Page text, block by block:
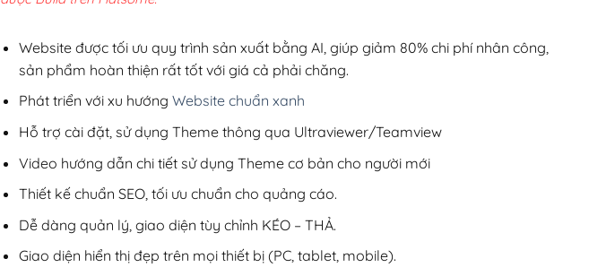
700,000₫.
Website được tối ưu quy trình sản xuất bằng AI, giúp giảm 80% chi phí nhân công,
sản phẩm hoàn thiện rất tốt với giá cả phải chăng.
Phát triển với xu hướng Website chuẩn xanh
Hỗ trợ cài đặt, sử dụng Theme thông qua Ultraviewer/Teamview
Video hướng dẫn chi tiết sử dụng Theme cơ bản cho người mới
Thiết kế chuẩn SEO, tối ưu chuẩn cho quảng cáo.
Dễ dàng quản lý, giao diện tùy chỉnh KÉO – THẢ.
Giao diện hiển thị đẹp trên mọi thiết bị (PC, tablet, mobile).